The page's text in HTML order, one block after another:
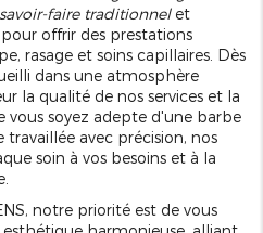
savoir-faire traditionnelet
offrir des prestations
rasage et soins capillaires. Dès
dans une atmosphère
la qualité de nos services et la
vous soyez adepte d'une barbe
avec précision, nos
soin à vos besoins et à la
notre priorité est de vous